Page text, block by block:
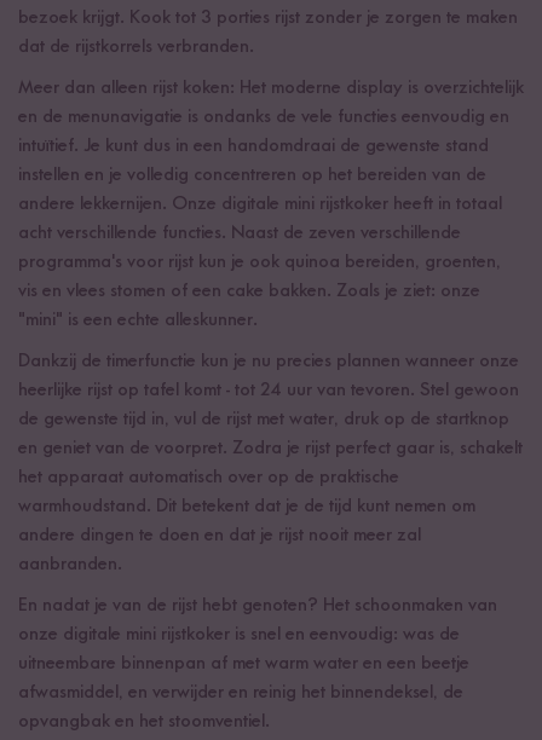
bezoek krijgt. Kook tot 3 porties rijst zonder je zorgen te maken
dat de rijstkorrels verbranden.
Meer dan alleen rijst koken: Het moderne display is overzichtelijk
en de menunavigatie is ondanks de vele functies eenvoudig en
intuïtief. Je kunt dus in een handomdraai de gewenste stand
instellen en je volledig concentreren op het bereiden van de
andere lekkernijen. Onze digitale mini rijstkoker heeft in totaal
acht verschillende functies. Naast de zeven verschillende
programma's voor rijst kun je ook quinoa bereiden, groenten,
vis en vlees stomen of een cake bakken. Zoals je ziet: onze
"mini" is een echte alleskunner.
Dankzij de timerfunctie kun je nu precies plannen wanneer onze
heerlijke rijst op tafel komt - tot 24 uur van tevoren. Stel gewoon
de gewenste tijd in, vul de rijst met water, druk op de startknop
en geniet van de voorpret. Zodra je rijst perfect gaar is, schakelt
het apparaat automatisch over op de praktische
warmhoudstand. Dit betekent dat je de tijd kunt nemen om
andere dingen te doen en dat je rijst nooit meer zal
aanbranden.
En nadat je van de rijst hebt genoten? Het schoonmaken van
onze digitale mini rijstkoker is snel en eenvoudig: was de
uitneembare binnenpan af met warm water en een beetje
afwasmiddel, en verwijder en reinig het binnendeksel, de
opvangbak en het stoomventiel.